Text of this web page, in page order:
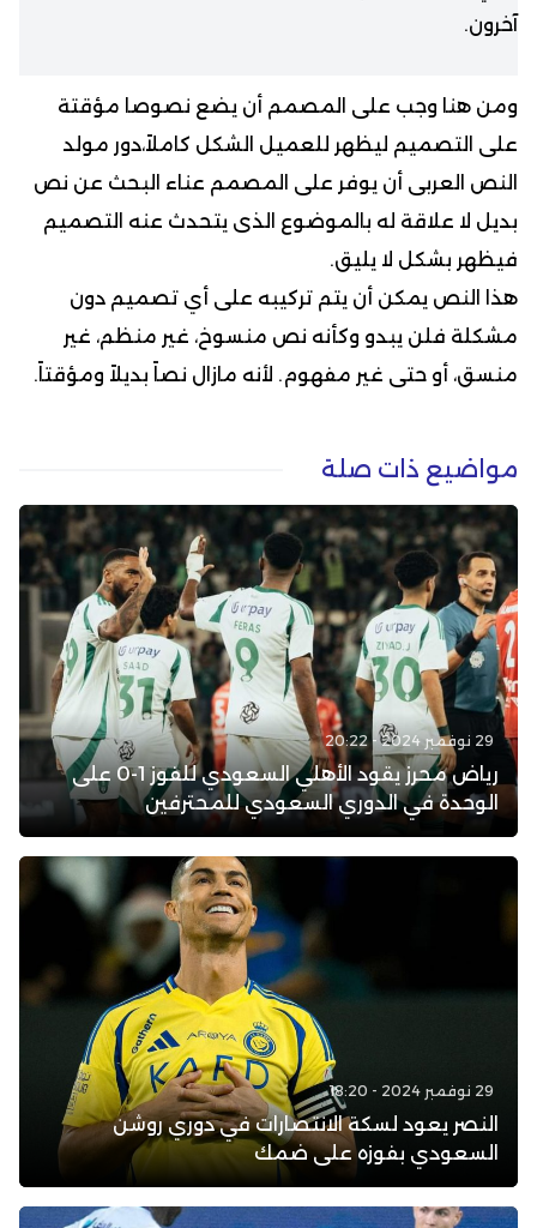
آخرون.
ومن هنا وجب على المصمم أن يضع نصوصا مؤقتة
على التصميم ليظهر للعميل الشكل كاملاً،دور مولد
النص العربى أن يوفر على المصمم عناء البحث عن نص
بديل لا علاقة له بالموضوع الذى يتحدث عنه التصميم
فيظهر بشكل لا يليق.
هذا النص يمكن أن يتم تركيبه على أي تصميم دون
مشكلة فلن يبدو وكأنه نص منسوخ، غير منظم، غير
منسق، أو حتى غير مفهوم. لأنه مازال نصاً بديلاً ومؤقتاً.
مواضيع ذات صلة
29 نوفمبر 2024 - 20:22
رياض محرز يقود الأهلي السعودي للفوز 1-0 على
الوحدة في الدوري السعودي للمحترفين
29 نوفمبر 2024 - 18:20
النصر يعود لسكة الانتصارات في دوري روشن
السعودي بفوزه على ضمك